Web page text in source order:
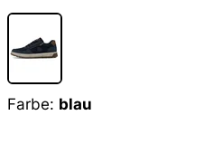
Farbe: blau